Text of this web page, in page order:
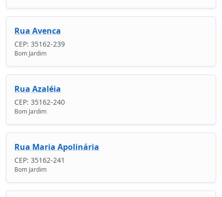
Rua Avenca
CEP: 35162-239
Bom Jardim
Rua Azaléia
CEP: 35162-240
Bom Jardim
Rua Maria Apolinária
CEP: 35162-241
Bom Jardim